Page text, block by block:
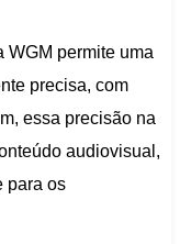
WGM permite uma
precisa, com
essa precisão na
audiovisual,
para os